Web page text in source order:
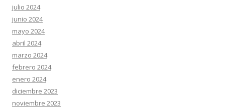
julio 2024
junio 2024
mayo 2024
abril 2024
marzo 2024
febrero 2024
enero 2024
diciembre 2023
noviembre 2023